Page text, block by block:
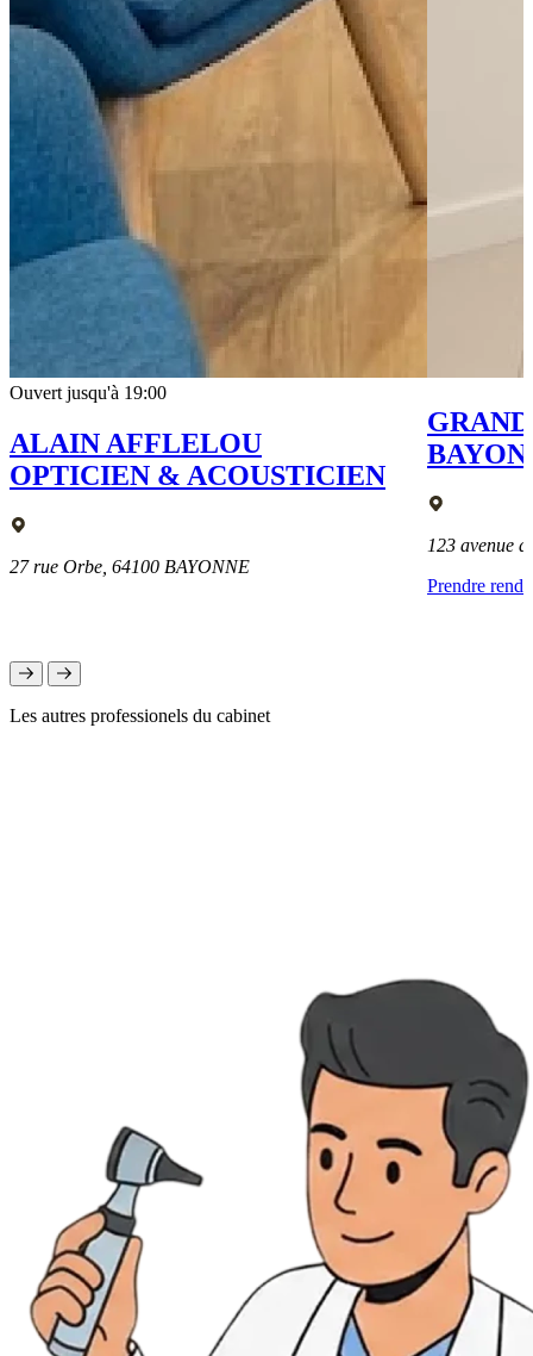
Ouvert jusqu'à 19:00
ALAIN AFFLELOU
OPTICIEN & ACOUSTICIEN
27 rue Orbe, 64100 BAYONNE
123 avenue
Prendre
Les autres professionels du cabinet